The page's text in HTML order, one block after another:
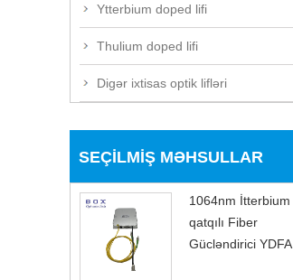
Ytterbium doped lifi
Thulium doped lifi
Digər ixtisas optik lifləri
SEÇILMIŞ MƏHSULLAR
1064nm İtterbium
qatqılı Fiber
Gücləndirici YDFA